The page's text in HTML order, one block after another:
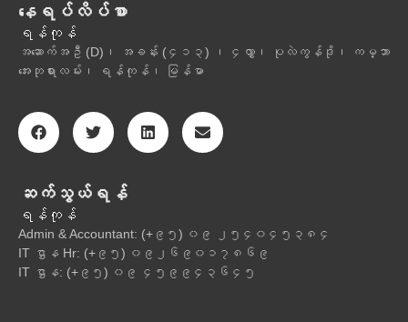
နေရပ်လိပ်စာ
ရန်ကုန်
အဆောက်အဦ (D)၊ အခန်း (၄၁၃) ၊ ၄လွှာ၊ ပုလဲကွန်ဒို၊ ကမ္ဘာ
အေးဘုရားလမ်း၊ ရန်ကုန်၊ မြန်မာ
ဆက်သွယ်ရန်
ရန်ကုန်
Admin & Accountant: (+၉၅) ၀၉ ၂၅၄၀၄၅၃၈၄
IT ဌာန Hr: (+၉၅) ၀၉၂၆၉၀၁၇၈၆၉
IT ဌာန: (+၉၅) ၀၉ ၄၅၉၉၄၃၆၄၅